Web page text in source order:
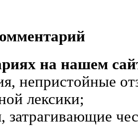
на нашем
непристойные
лексики;
затрагивающие